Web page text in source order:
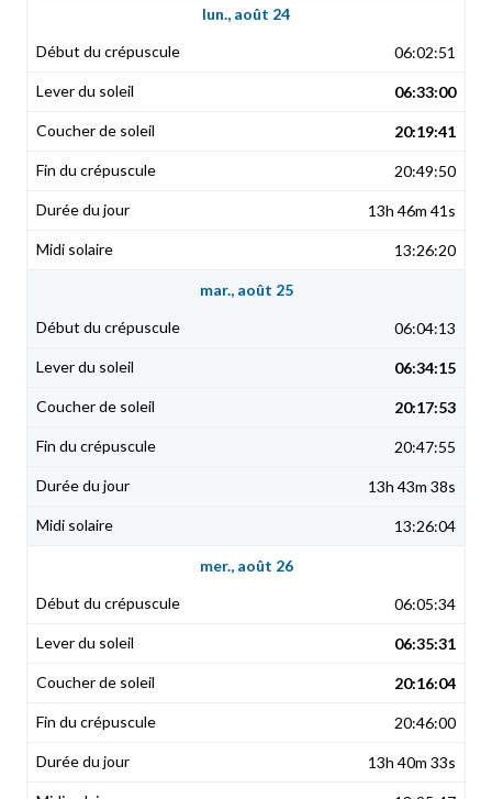
lun., août 24
06:02:51
06:33:00
20:19:41
20:49:50
13h 46m 41s
13:26:20
mar., août 25
06:04:13
06:34:15
20:17:53
20:47:55
13h 43m 38s
13:26:04
mer., août 26
06:05:34
06:35:31
20:16:04
20:46:00
13h 40m 33s